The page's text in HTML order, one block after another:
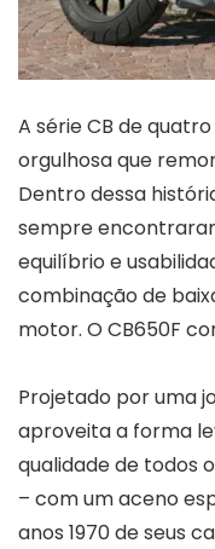
A série CB de
orgulhosa que
Dentro dessa
sempre
equilíbrio e
combinação de
motor. O CB650F
Projetado por uma
aproveita a forma
qualidade de todos
– com um aceno
anos 1970 de seus